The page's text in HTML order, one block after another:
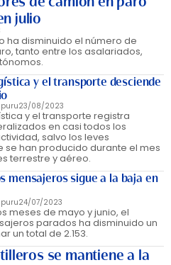
julio
ha disminuido el número de
tanto entre los asalariados,
y el transporte desciende
23/08/2023
y el transporte registra
en casi todos los
salvo los leves
se han producido durante el mes
terrestre y aéreo.
mensajeros sigue a la baja en
24/07/2023
meses de mayo y junio, el
parados ha disminuido un
un total de 2.153.
se mantiene a la